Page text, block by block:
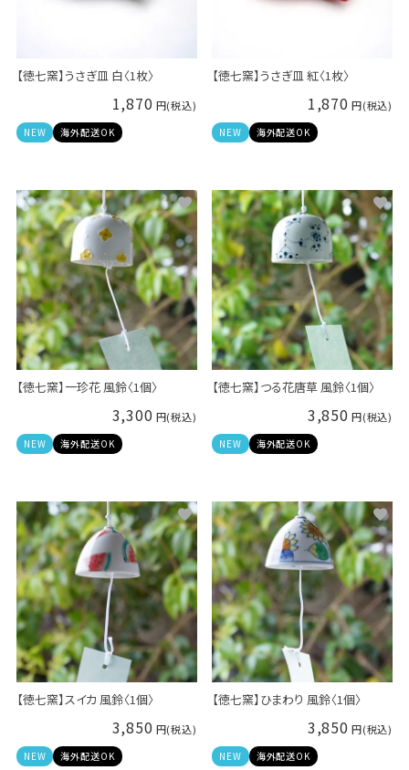
【徳七窯】うさぎ皿 白〈1枚〉
1,870
NEW 海外配送OK
【徳七窯】うさぎ皿 紅〈1枚〉
1,870
NEW 海外配送OK
【徳七窯】一珍花 風鈴〈1個〉
3,300
NEW 海外配送OK
【徳七窯】つる花唐草 風鈴〈1個〉
3,850
NEW 海外配送OK
【徳七窯】スイカ 風鈴〈1個〉
3,850
NEW 海外配送OK
【徳七窯】ひまわり 風鈴〈1個〉
3,850
NEW 海外配送OK